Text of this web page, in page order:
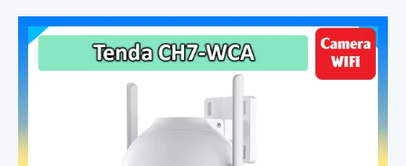
nối Wifi. Thiết bị tích hợp chức năng bảo vệ thông minh chống
xâm nhập khu vực định sẵn trên ống kính